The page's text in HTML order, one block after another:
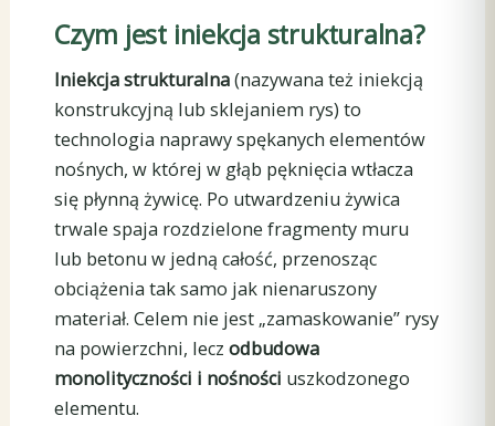
Czym jest iniekcja strukturalna?
Iniekcja strukturalna(nazywana też iniekcją
konstrukcyjną lub sklejaniem rys) to
technologia naprawy spękanych elementów
nośnych, w której w głąb pęknięcia wtłacza
się płynną żywicę. Po utwardzeniu żywica
trwale spaja rozdzielone fragmenty muru
lub betonu w jedną całość, przenosząc
obciążenia tak samo jak nienaruszony
materiał. Celem nie jest „zamaskowanie” rysy
na powierzchni, leczodbudowa
monolityczności i nośności uszkodzonego
elementu.